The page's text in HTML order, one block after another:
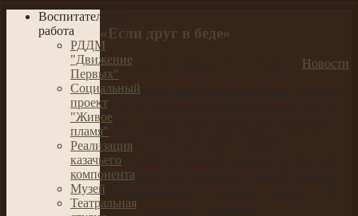
«Если друг в беде»
on Среда, 08 Февраль 2017. Posted in Новости
7 февраля
М.А. и учителя ОБЖ Губкина В.И в
9-11 классах был проведен игровой
марафон «Если друг в беде»
(обучение оказания первой помощи).
В данном состязании 1 место заняли
обучающиеся 11 класса, 2 место – 10
класс, 3 место – сборная
Воспитательная
работа
РДДМ
"Движение
Первых"
Социальный
проект
"Живое
пламя"
Реализация
казачьего
компонента
Музей
Театральная